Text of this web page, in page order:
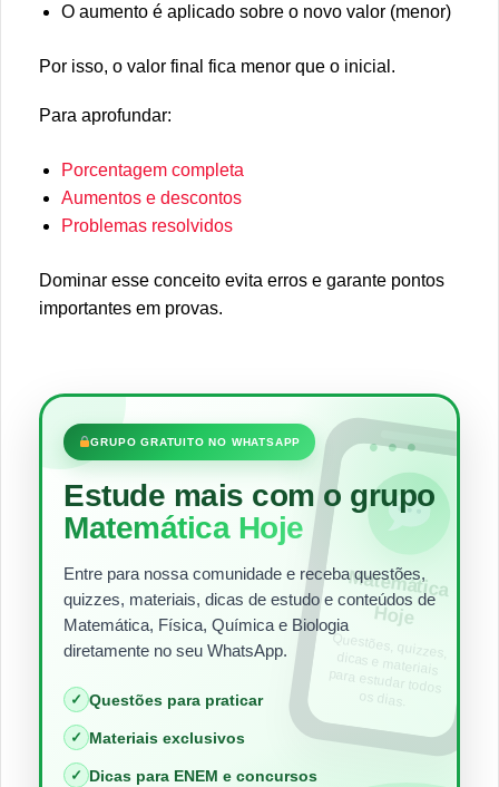
O aumento é aplicado sobre o novo valor (menor)
Por isso, o valor final fica menor que o inicial.
Para aprofundar:
Porcentagem completa
Aumentos e descontos
Problemas resolvidos
Dominar esse conceito evita erros e garante pontos
importantes em provas.
•••
GRUPO GRATUITO NO WHATSAPP
Estude mais com o grupo
Matemática Hoje
Entre para nossa comunidade e receba questões,
quizzes, materiais, dicas de estudo e conteúdos de
Matemática, Física, Química e Biologia
diretamente no seu WhatsApp.
✓ Questões para praticar
✓ Materiais exclusivos
✓ Dicas para ENEM e concursos
Matem
ática
Hoje
Questões, quizzes,
dicas e materiais
para estudar todos
os dias.